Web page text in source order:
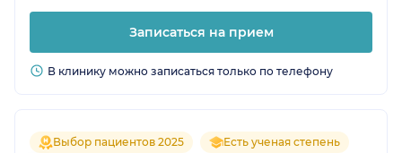
Записаться на прием
В клинику можно записаться только по телефону
Выбор пациентов 2025 Есть ученая степень